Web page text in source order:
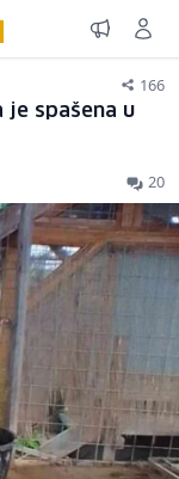
166
je spašena u
20